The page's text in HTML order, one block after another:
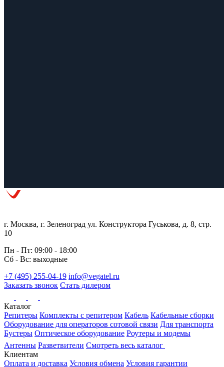
г. Москва, г. Зеленоград ул. Конструктора Гуськова, д. 8, стр.
10
Пн - Пт: 09:00 - 18:00
Сб - Вс: выходные
+7 (495) 255-04-19 info@vegatel.ru
Заказать звонок Стать дилером
Каталог
Репитеры Комплекты с репитером Кабель Кабельные сборки
Оборудование для операторов сотовой связи Для транспорта
Бустеры Оптическое оборудование Роутеры и модемы
Антенны Разветвители Смотреть весь каталог
Клиентам
Оплата и доставка Условия обмена Условия гарантии